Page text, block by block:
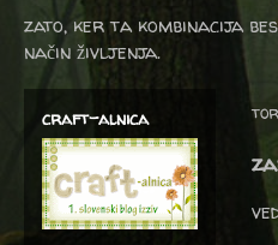
zato, ker ta kombinacija
način življenja.
craft-alnica